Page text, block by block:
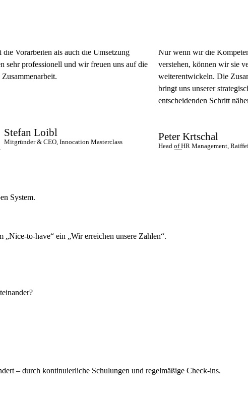
als auch die Umsetzung
und wir freuen uns auf die
Loibl
& CEO, Innocation Masterclass
Nur wenn wir die Kompetenzen
verstehen, können wir sie
weiterentwickeln. Die
bringt uns unserer strategischen
entscheidenden Schritt näher.
Peter Krtschal
Head of HR Management, Raiffeisen-
System.
to-have“ ein „Wir erreichen unsere Zahlen“.
– durch kontinuierliche Schulungen und regelmäßige Check-ins.